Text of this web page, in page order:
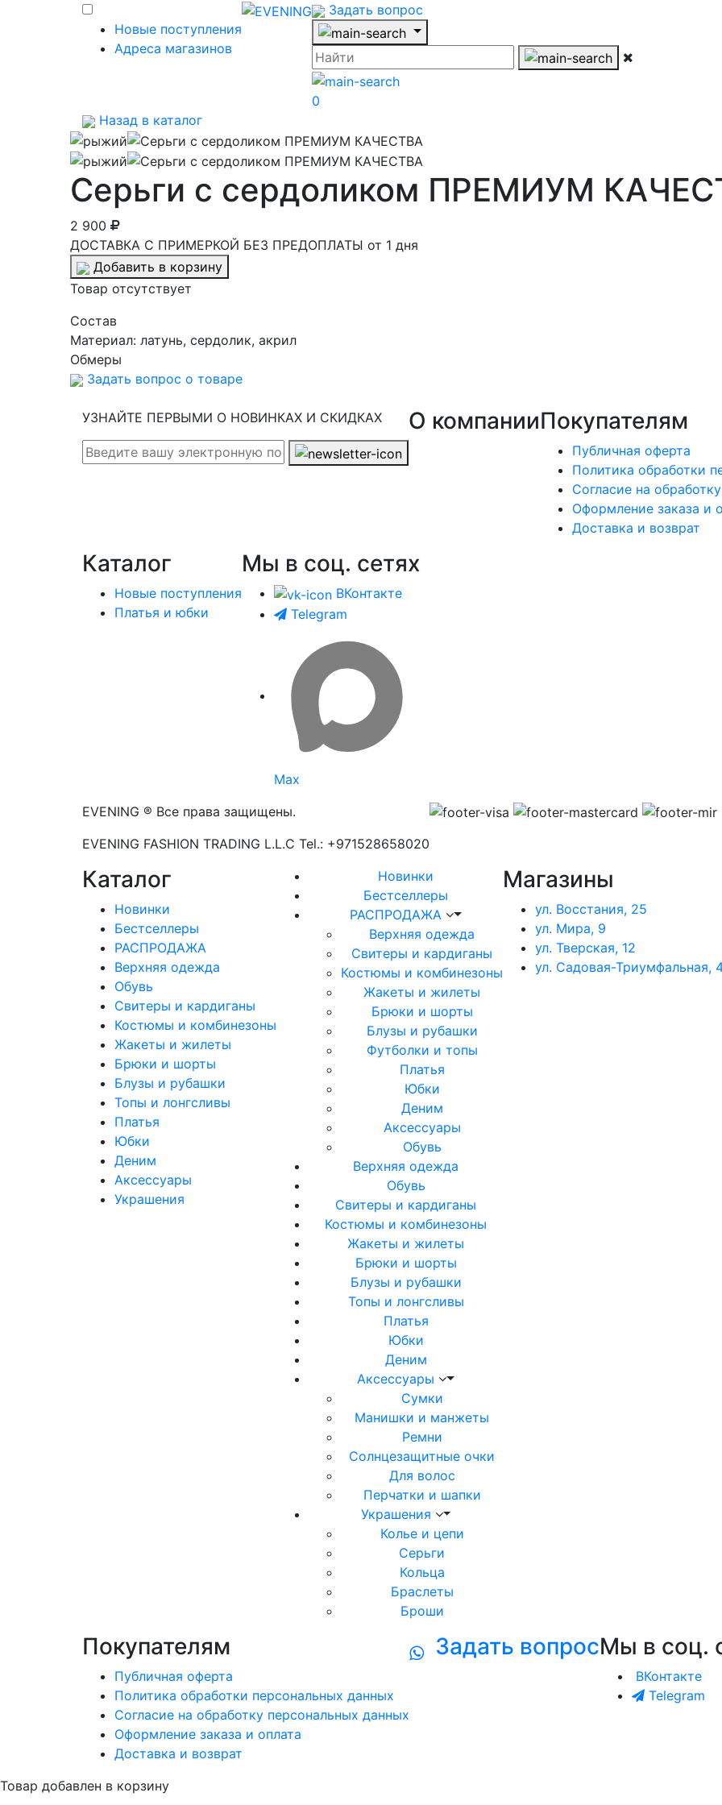
Новые поступления
Адреса магазинов
Задать вопрос
0
Назад в каталог
Серьги с сердоликом ПРЕМИУМ
2 900
ДОСТАВКА С ПРИМЕРКОЙ БЕЗ ПРЕДОПЛАТЫ от 1 дня
Добавить в корзину
Товар отсутствует
Cостав
Материал: латунь, сердолик, акрил
Обмеры
Задать вопрос о товаре
УЗНАЙТЕ ПЕРВЫМИ О НОВИНКАХ И СКИДКАХ О компанииПокупателям
Публичная оферта
Политика обработки
Согласие на
Оформление заказа и
Доставка и возврат
Каталог
Новые поступления
Платья и юбки
Мы в соц. сетях
ВКонтакте
Telegram
Max
EVENING ® Все права защищены.
EVENING FASHION TRADING L.L.C Tel.: +971528658020
Каталог
Новинки
Бестселлеры
РАСПРОДАЖА
Верхняя одежда
Обувь
Свитеры и кардиганы
Костюмы и комбинезоны
Жакеты и жилеты
Брюки и шорты
Блузы и рубашки
Топы и лонгсливы
Платья
Юбки
Деним
Аксессуары
Украшения
Новинки
Бестселлеры
РАСПРОДАЖА
Верхняя одежда
Свитеры и кардиганы
Костюмы и комбинезоны
Жакеты и жилеты
Брюки и шорты
Блузы и рубашки
Футболки и топы
Платья
Юбки
Деним
Аксессуары
Обувь
Верхняя одежда
Обувь
Свитеры и кардиганы
Костюмы и комбинезоны
Жакеты и жилеты
Брюки и шорты
Блузы и рубашки
Топы и лонгсливы
Платья
Юбки
Деним
Аксессуары
Сумки
Манишки и манжеты
Ремни
Солнцезащитные очки
Для волос
Перчатки и шапки
Украшения
Колье и цепи
Серьги
Кольца
Браслеты
Броши
Магазины
ул. Восстания, 25
ул. Мира, 9
ул. Тверская, 12
ул. Садовая-Триумфальная,
Покупателям
Публичная оферта
Политика обработки персональных данных
Согласие на обработку персональных данных
Оформление заказа и оплата
Доставка и возврат
Задать вопросМы в соц.
ВКонтакте
Telegram
Товар добавлен в корзину